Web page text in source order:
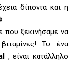
δίποντα και η
ξεκινήσαμε να
Το ένα
, είναι κατάλληλο